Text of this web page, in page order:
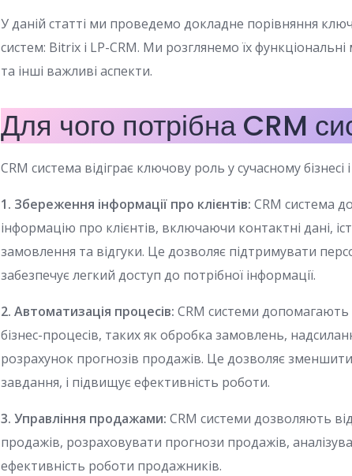
У даній статті ми проведемо докладне порівняння
систем: Bitrix і LP-CRM. Ми розглянемо їх функціональні
та інші важливі аспекти.
Для чого потрібна CRM
CRM система відіграє ключову роль у сучасному
1. Збереження інформації про клієнтів:CRM система
інформацію про клієнтів, включаючи контактні дані,
замовлення та відгуки. Це дозволяє підтримувати
забезпечує легкий доступ до потрібної інформації.
2. Автоматизація процесів: CRM системи
бізнес-процесів, таких як обробка замовлень,
розрахунок прогнозів продажів. Це дозволяє
завдання, і підвищує ефективність роботи.
3. Управління продажами: CRM системи дозволяють
продажів, розраховувати прогнози продажів,
ефективність роботи продажників.